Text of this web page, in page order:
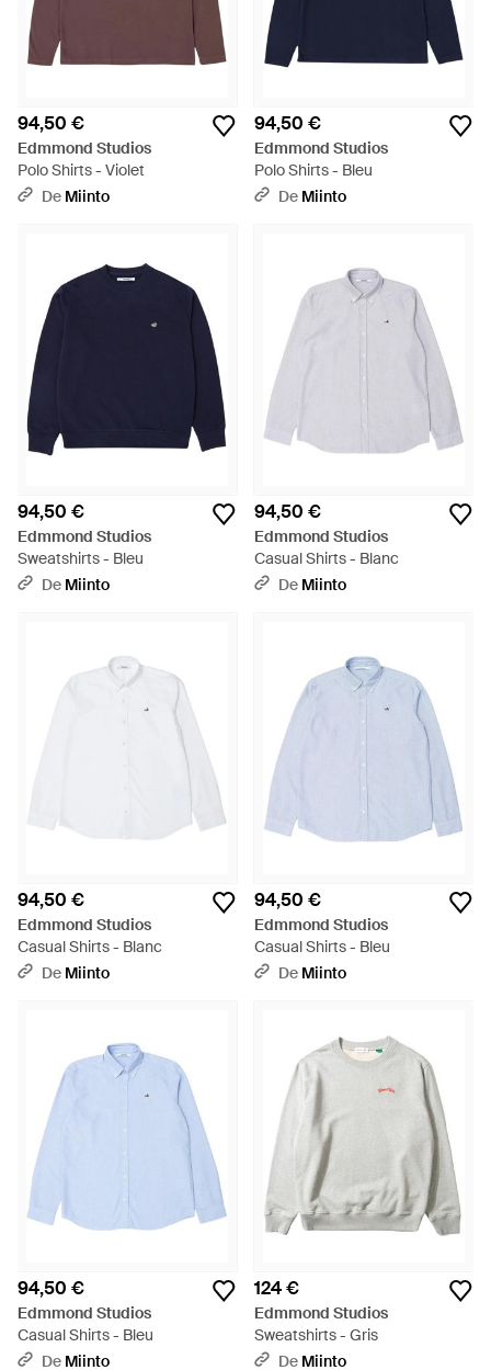
94,50 €
Edmmond Studios
Polo Shirts - Violet
De Miinto
94,50 €
Edmmond Studios
Polo Shirts - Bleu
De Miinto
94,50 €
Edmmond Studios
Sweatshirts - Bleu
De Miinto
94,50 €
Edmmond Studios
Casual Shirts - Blanc
De Miinto
94,50 €
Edmmond Studios
Casual Shirts - Blanc
De Miinto
94,50 €
Edmmond Studios
Casual Shirts - Bleu
De Miinto
94,50 €
Edmmond Studios
Casual Shirts - Bleu
De Miinto
124 €
Edmmond Studios
Sweatshirts - Gris
De Miinto